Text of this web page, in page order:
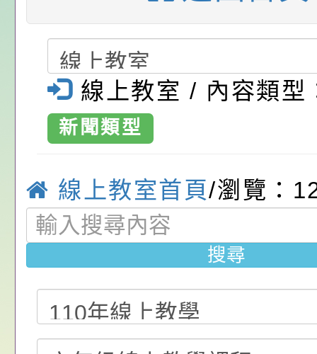
前教育署辦理性別平
置課程與教學人才庫
畫」一案， 請教師
請，請查照。
施問答集
轉知:桃園市交通局
減碳存摺2.0」全民
桃園市政府家庭教
年度祖孫樂淘桃－祖
祝活動」海報電子檔
關（構）、學校、民
名參加，請查照
轉知有關銓敘部建置
員退休所得重審後實
亦可利用
「2026桃園市孔廟
家8月課程資訊」、
電影營」、「祖孫樂
「愛『原原』不絕-
樂會」、「邁向下一
列講座及成長團體」
轉知內政部函以，有
員會函釋公務員留職
赴陸應申請許可一案
中興國民小學115學
期第1次第7-9招代課
甄選公告
本校「115學年度國
校課程計畫」核定一
轉知教育部國民及學
辦理「115年度教育
公告:桃園市政府腸
習)-桃園市大
國民小學-優質
線上教室 / 內容類型
新聞類型
線上教室首頁/瀏覽：
搜尋